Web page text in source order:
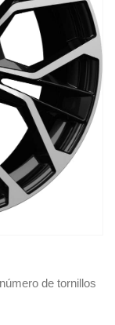
de tornillos